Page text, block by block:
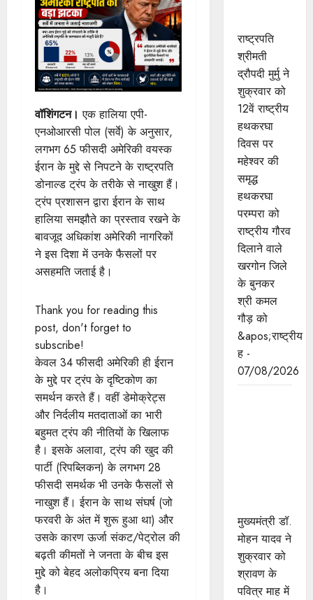
वॉशिंगटन। एक हालिया एपी-
एनओआरसी पोल (सर्वे) के अनुसार,
लगभग 65 फीसदी अमेरिकी वयस्क
ईरान के मुद्दे से निपटने के राष्ट्रपति
डोनाल्ड ट्रंप के तरीके से नाखुश हैं।
ट्रंप प्रशासन द्वारा ईरान के साथ
हालिया समझौते का प्रस्ताव रखने के
बावजूद अधिकांश अमेरिकी नागरिकों
ने इस दिशा में उनके फैसलों पर
असहमति जताई है।
Thank you for reading this
post, don't forget to
subscribe!
केवल 34 फीसदी अमेरिकी ही ईरान
के मुद्दे पर ट्रंप के दृष्टिकोण का
समर्थन करते हैं। वहीं डेमोक्रेट्स
और निर्दलीय मतदाताओं का भारी
बहुमत ट्रंप की नीतियों के खिलाफ
है। इसके अलावा, ट्रंप की खुद की
पार्टी (रिपब्लिकन) के लगभग 28
फीसदी समर्थक भी उनके फैसलों से
नाखुश हैं। ईरान के साथ संघर्ष (जो
फरवरी के अंत में शुरू हुआ था) और
उसके कारण ऊर्जा संकट/पेट्रोल की
बढ़ती कीमतों ने जनता के बीच इस
मुद्दे को बेहद अलोकप्रिय बना दिया
है।
राष्ट्रपति
श्रीमती
द्रौपदी मुर्मु ने
शुक्रवार को
12वें राष्ट्रीय
हथकरघा
दिवस पर
महेश्वर की
समृद्ध
हथकरघा
परम्परा को
राष्ट्रीय गौरव
दिलाने वाले
खरगोन जिले
के बुनकर
श्री कमल
गौड़ को
&apos;राष्ट्रीय
ह -
07/08/2026
मुख्यमंत्री डॉ.
मोहन यादव ने
शुक्रवार को
श्रावण के
पवित्र माह में